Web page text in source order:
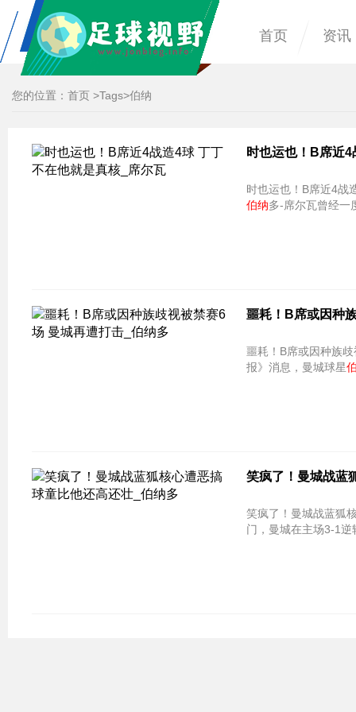
首页 资讯
您的位置： 首页 >Tags>伯纳
时也运也！B席近
伯纳多-席尔瓦曾经一
噩耗！B席或因种
噩耗！B席或因种族
报》消息，曼城球星
笑疯了！曼城战蓝
笑疯了！曼城战蓝狐
门，曼城在主场3-1